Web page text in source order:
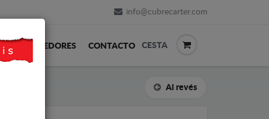
info@cubrecarter.com
REVENDEDORES CONTACTO CESTA
Al revés